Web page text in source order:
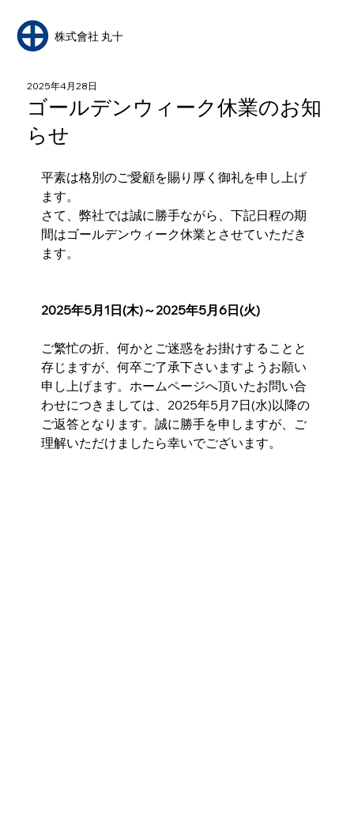
​株式會社 丸十
ゴールデンウィーク休業のお知
らせ
2025年4月28日
平素は格別のご愛顧を賜り厚く御礼を申し上げ
ます。
さて、弊社では誠に勝手ながら、下記日程の期
間はゴールデンウィーク休業とさせていただき
ます。
2025年5月1日(木)～2025年5月6日(火)
ご繁忙の折、何かとご迷惑をお掛けすることと
存じますが、何卒ご了承下さいますようお願い
申し上げます。ホームページへ頂いたお問い合
わせにつきましては、2025年5月7日(水)以降の
ご返答となります。誠に勝手を申しますが、ご
理解いただけましたら幸いでございます。